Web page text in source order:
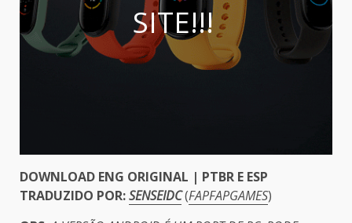
SITE!!!
DOWNLOAD ENG ORIGINAL | PTBR E ESP
TRADUZIDO POR:SENSEIDC(FAPFAPGAMES)